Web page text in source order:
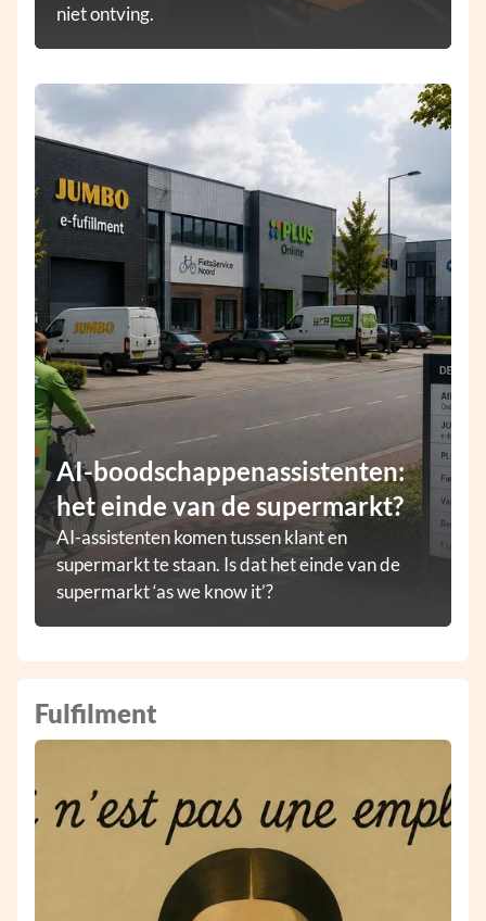
AI-boodschappenassistenten:
het einde van de supermarkt?
AI-assistenten komen tussen klant en
supermarkt te staan. Is dat het einde van de
supermarkt ‘as we know it’?
niet ontving.
Fulfilment